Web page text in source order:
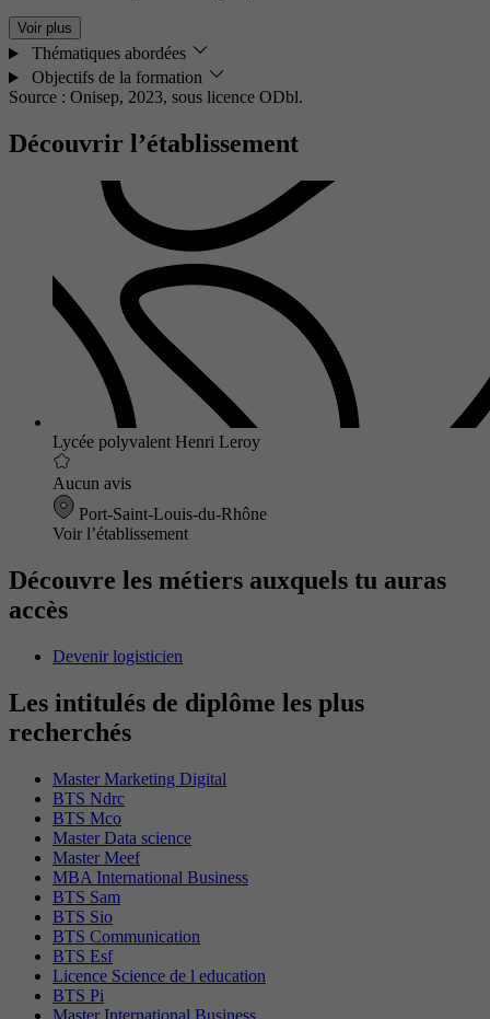
Voir plus
Thématiques abordées
Objectifs de la formation
Source : Onisep, 2023, sous licence ODbl.
Découvrir l’établissement
Lycée polyvalent Henri Leroy
Aucun avis
Port-Saint-Louis-du-Rhône
Voir l’établissement
Découvre les métiers auxquels tu auras
accès
Devenir logisticien
Les intitulés de diplôme les plus
recherchés
Master Marketing Digital
BTS Ndrc
BTS Mco
Master Data science
Master Meef
MBA International Business
BTS Sam
BTS Sio
BTS Communication
BTS Esf
Licence Science de l education
BTS Pi
Master International Business